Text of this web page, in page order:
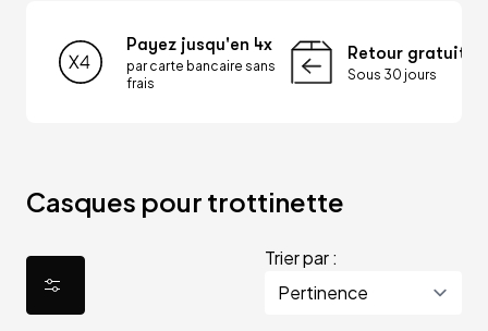
Payez jusqu'en 4x
par carte bancaire sans
frais
Retour gratuit
Sous 30 jours
Casques pour trottinette
Trier par :